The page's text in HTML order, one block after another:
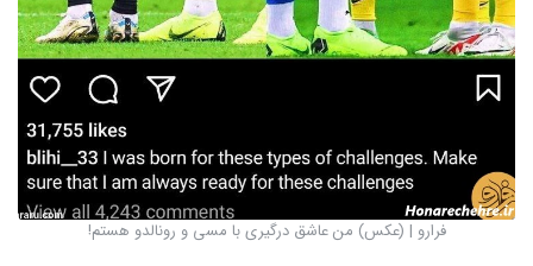
فرارو | (عکس) من عاشق درگیری با مسی و رونالدو هستم!